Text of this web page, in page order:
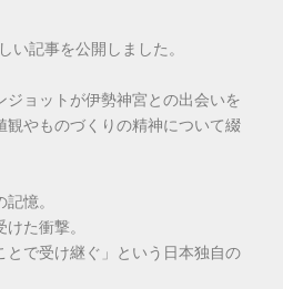
い記事を公開しました。
ジョットが伊勢神宮との出会いを
観やものづくりの精神について綴
憶。
た衝撃。
とで受け継ぐ」という日本独自の